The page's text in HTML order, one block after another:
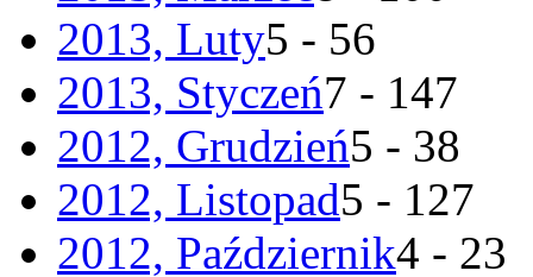
2013, Luty5 - 56
2013, Styczeń7 - 147
2012, Grudzień5 - 38
2012, Listopad5 - 127
2012, Październik4 - 23